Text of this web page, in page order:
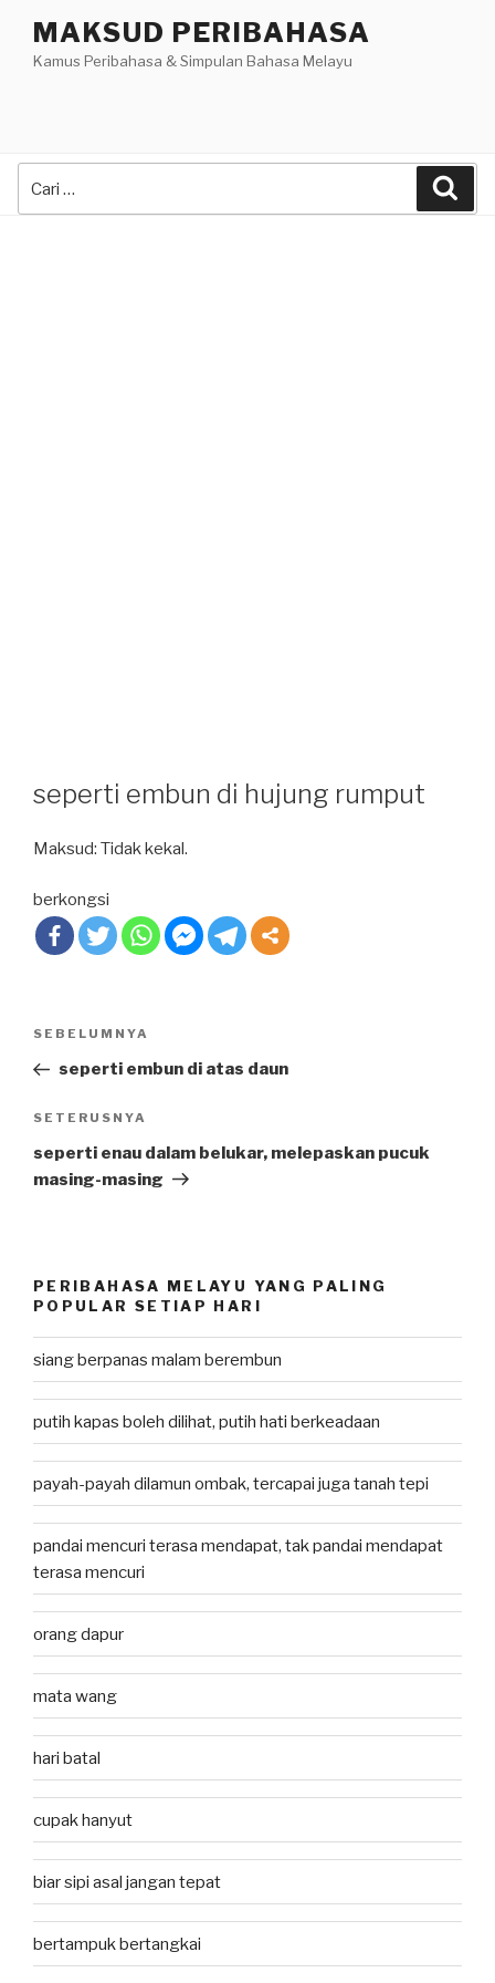
content
MAKSUD PERIBAHASA
Kamus Peribahasa & Simpulan Bahasa Melayu
seperti embun di hujung rumput
Maksud: Tidak kekal.
berkongsi
Post
Previous
Post
SEBELUMNYA
seperti embun di atas daun
Next
Post
SETERUSNYA
seperti enau dalam belukar, melepaskan pucuk
masing-masing
PERIBAHASA MELAYU YANG PALING
POPULAR SETIAP HARI
siang berpanas malam berembun
putih kapas boleh dilihat, putih hati berkeadaan
payah-payah dilamun ombak, tercapai juga tanah tepi
pandai mencuri terasa mendapat, tak pandai mendapat
terasa mencuri
orang dapur
mata wang
hari batal
cupak hanyut
biar sipi asal jangan tepat
bertampuk bertangkai